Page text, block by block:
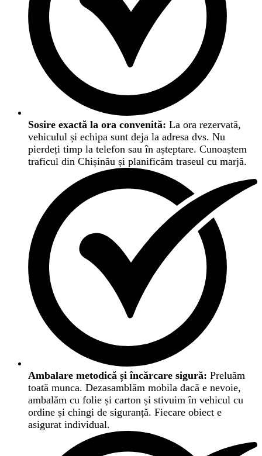
Sosire exactă la ora convenită: La ora rezervată,
vehiculul și echipa sunt deja la adresa dvs. Nu
pierdeți timp la telefon sau în așteptare. Cunoaștem
traficul din Chișinău și planificăm traseul cu marjă.
Ambalare metodică și încărcare sigură: Preluăm
toată munca. Dezasamblăm mobila dacă e nevoie,
ambalăm cu folie și carton și stivuim în vehicul cu
ordine și chingi de siguranță. Fiecare obiect e
asigurat individual.